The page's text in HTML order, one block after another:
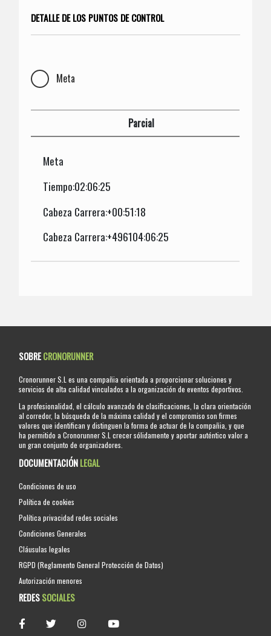
DETALLE DE LOS PUNTOS DE CONTROL
Meta
Parcial
Meta
Tiempo:02:06:25
Cabeza Carrera:+00:51:18
Cabeza Carrera:+496104:06:25
SOBRECRONORUNNER
Cronorunner S.L es una compañia orientada a proporcionar soluciones y
servicios de alta calidad vinculados a la organización de eventos deportivos.
La profesionalidad, el cálculo avanzado de clasificaciones, la clara orientación
al corredor, la búsqueda de la máxima calidad y el compromiso son firmes
valores que identifican y distinguen la forma de actuar de la compañia, y que
ha permitido a Cronorunner S.L crecer sólidamente y aportar auténtico valor a
un gran conjunto de organizadores.
DOCUMENTACIÓNLEGAL
Condiciones de uso
Política de cookies
Política privacidad redes sociales
Condiciones Generales
Cláusulas legales
RGPD (Reglamento General Protección de Datos)
Autorización menores
REDESSOCIALES